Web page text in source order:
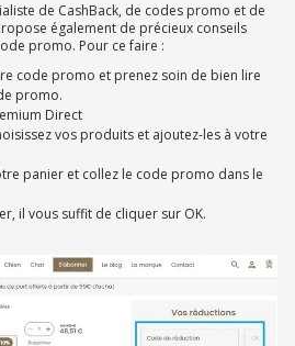
de CashBack, de codes promo et de
également de précieux conseils
promo. Pour ce faire :
code promo et prenez soin de bien lire
promo.
Direct
vos produits et ajoutez-les à votre
panier et collez le code promo dans le
il vous suffit de cliquer sur OK.